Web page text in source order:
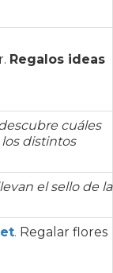
Regalos ideas
cuáles
distintos
el sello de la
. Regalar flores